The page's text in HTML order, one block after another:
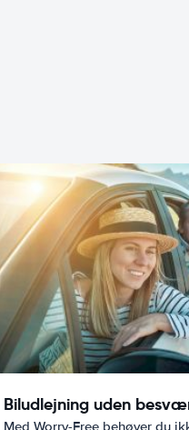
Biludlejning uden
Med Worry-Free behøver du